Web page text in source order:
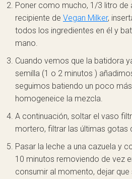
Poner como mucho, 1/3 litro de
recipiente de Vegan Milker,
todos los ingredientes en él y
mano.
Cuando vemos que la batidora
semilla (1 o 2 minutos )
seguimos batiendo un poco
homogeneice la mezcla.
A continuación, soltar el vaso
mortero, filtrar las últimas gotas
Pasar la leche a una cazuela y
10 minutos removiendo de vez
consumir al momento, dejar